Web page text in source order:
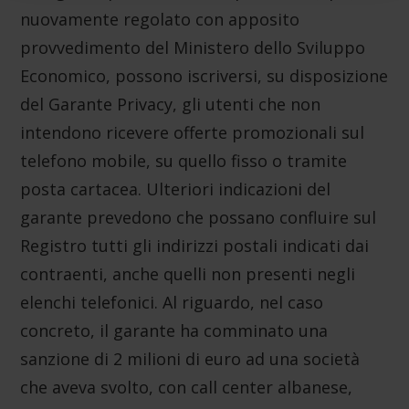
pubblicità e social media, i quali potrebbero combinarle
con altre informazioni che ha fornito loro o che hanno
sulla privacy. Dichiarazione dei cookie
nuovamente regolato con apposito
provvedimento del Ministero dello Sviluppo
Economico, possono iscriversi, su disposizione
del Garante Privacy, gli utenti che non
intendono ricevere offerte promozionali sul
telefono mobile, su quello fisso o tramite
posta cartacea. Ulteriori indicazioni del
garante prevedono che possano confluire sul
Registro tutti gli indirizzi postali indicati dai
contraenti, anche quelli non presenti negli
elenchi telefonici. Al riguardo, nel caso
concreto, il garante ha comminato una
sanzione di 2 milioni di euro ad una società
che aveva svolto, con call center albanese,